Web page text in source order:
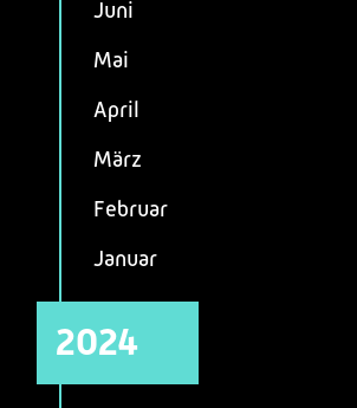
Juni
Mai
April
März
Februar
Januar
2024